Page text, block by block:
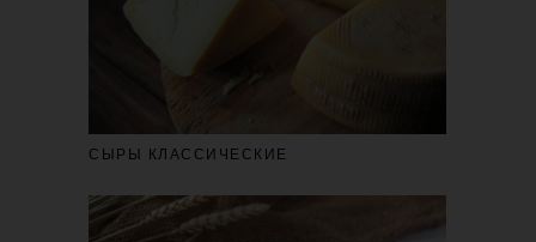
СЫРЫ КЛАССИЧЕСКИЕ